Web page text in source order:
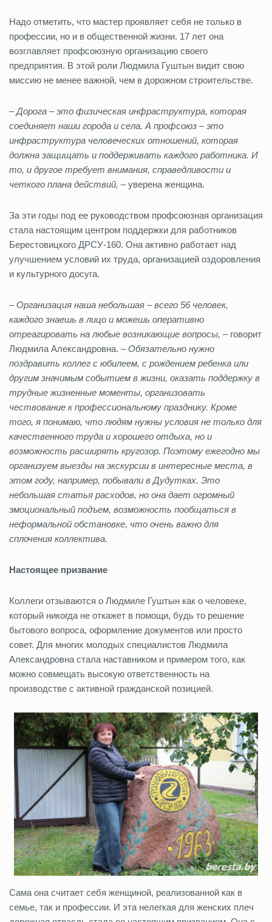
Надо отметить, что мастер проявляет себя не только в
профессии, но и в общественной жизни. 17 лет она
возглавляет профсоюзную организацию своего
предприятия. В этой роли Людмила Гуштын видит свою
миссию не менее важной, чем в дорожном строительстве.
–Дорога – это физическая инфраструктура, которая
соединяет наши города и села. А профсоюз – это
инфраструктура человеческих отношений, которая
должна защищать и поддерживать каждого работника. И
то, и другое требует внимания, справедливости и
четкого плана действий, – уверена женщина.
За эти годы под ее руководством профсоюзная организация
стала настоящим центром поддержки для работников
Берестовицкого ДРСУ-160. Она активно работает над
улучшением условий их труда, организацией оздоровления
и культурного досуга.
– Организация наша небольшая – всего 56 человек,
каждого знаешь в лицо и можешь оперативно
отреагировать на любые возникающие вопросы, – говорит
Людмила Александровна. –Обязательно нужно
поздравить коллег с юбилеем, с рождением ребенка или
другим значимым событием в жизни, оказать поддержку в
трудные жизненные моменты, организовать
чествование к профессиональному празднику. Кроме
того, я понимаю, что людям нужны условия не только для
качественного труда и хорошего отдыха, но и
возможность расширять кругозор. Поэтому ежегодно мы
организуем выезды на экскурсии в интересные места, в
этом году, например, побывали в Дудутках. Это
небольшая статья расходов, но она дает огромный
эмоциональный подъем, возможность пообщаться в
неформальной обстановке, что очень важно для
сплочения коллектива.
Настоящее призвание
Коллеги отзываются о Людмиле Гуштын как о человеке,
который никогда не откажет в помощи, будь то решение
бытового вопроса, оформление документов или просто
совет. Для многих молодых специалистов Людмила
Александровна стала наставником и примером того, как
можно совмещать высокую ответственность на
производстве с активной гражданской позицией.
Сама она считает себя женщиной, реализованной как в
семье, так и профессии. И эта нелегкая для женских плеч